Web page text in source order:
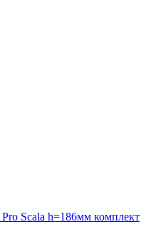
Scala h=186мм комплект